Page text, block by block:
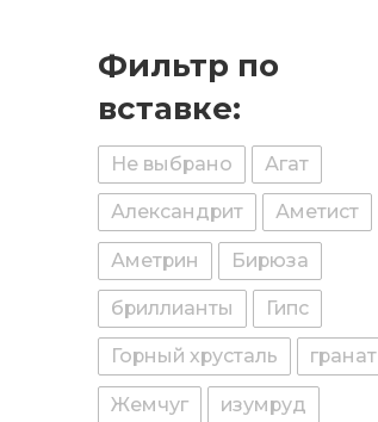
Фильтр по
вставке:
Не выбрано Агат
Александрит Аметист
Аметрин Бирюза
бриллианты Гипс
Горный хрусталь гранат
Жемчуг изумруд